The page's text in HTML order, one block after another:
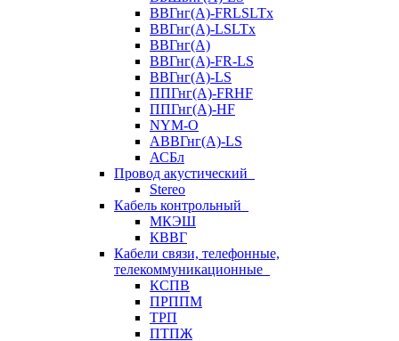
ВВГнг(A)-FRLSLTx
ВВГнг(A)-LSLTx
ВВГнг(А)
ВВГнг(А)-FR-LS
ВВГнг(А)-LS
ППГнг(А)-FRHF
ППГнг(А)-HF
NYM-O
АВВГнг(А)-LS
АСБл
Провод акустический
Stereo
Кабель контрольный
МКЭШ
КВВГ
Кабели связи, телефонные,
телекоммуникационные
КСПВ
ПРППМ
ТРП
ПТПЖ